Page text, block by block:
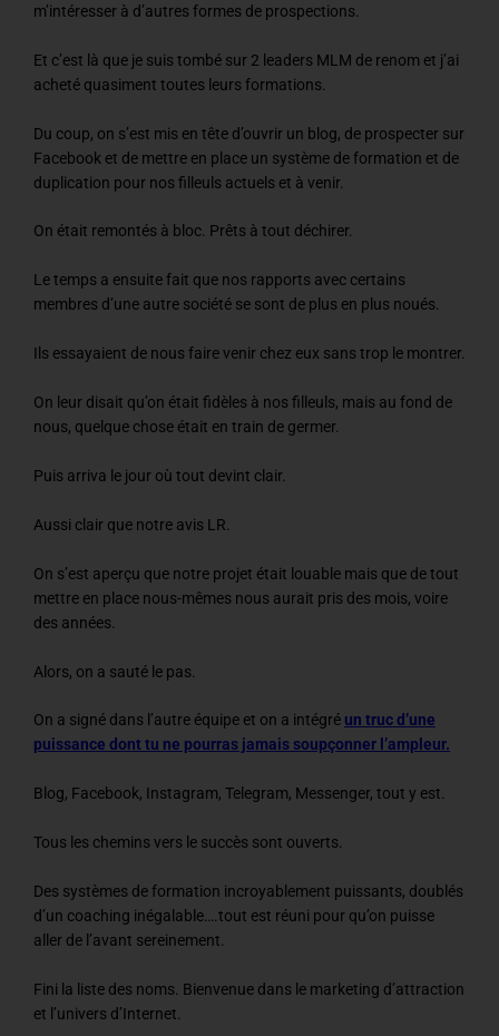
m’intéresser à d’autres formes de prospections.
Et c’est là que je suis tombé sur 2 leaders MLM de renom et j’ai
acheté quasiment toutes leurs formations.
Du coup, on s’est mis en tête d’ouvrir un blog, de prospecter sur
Facebook et de mettre en place un système de formation et de
duplication pour nos filleuls actuels et à venir.
On était remontés à bloc. Prêts à tout déchirer.
Le temps a ensuite fait que nos rapports avec certains
membres d’une autre société se sont de plus en plus noués.
Ils essayaient de nous faire venir chez eux sans trop le montrer.
On leur disait qu’on était fidèles à nos filleuls, mais au fond de
nous, quelque chose était en train de germer.
Puis arriva le jour où tout devint clair.
Aussi clair que notre avis LR.
On s’est aperçu que notre projet était louable mais que de tout
mettre en place nous-mêmes nous aurait pris des mois, voire
des années.
Alors, on a sauté le pas.
On a signé dans l’autre équipe et on a intégré un truc d’une
puissance dont tu ne pourras jamais soupçonner l’ampleur.
Blog, Facebook, Instagram, Telegram, Messenger, tout y est.
Tous les chemins vers le succès sont ouverts.
Des systèmes de formation incroyablement puissants, doublés
d’un coaching inégalable….tout est réuni pour qu’on puisse
aller de l’avant sereinement.
Fini la liste des noms. Bienvenue dans le marketing d’attraction
et l’univers d’Internet.